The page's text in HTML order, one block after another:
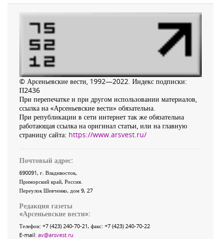
© Арсеньевские вести, 1992—2022. Индекс подписки:
П2436
При перепечатке и при другом использовании материалов,
ссылка на «Арсеньевские вести» обязательна.
При републикации в сети интернет так же обязательна
работающая ссылка на оригинал статьи, или на главную
страницу сайта: https://www.arsvest.ru/
Почтовый адрес:
690091, г. Владивосток,
Приморский край, Россия
Переулок Шевченко, дом 9, 27
Редакция газеты
«Арсеньевские вести»:
Телефон: +7 (423) 240-70-21, факс: +7 (423) 240-70-22
E-mail: av@arsvest.ru